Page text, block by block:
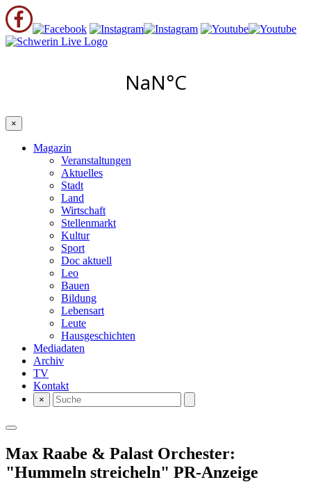
×
Magazin
Veranstaltungen
Aktuelles
Stadt
Land
Wirtschaft
Stellenmarkt
Kultur
Sport
Doc aktuell
Leo
Bauen
Bildung
Lebensart
Leute
Hausgeschichten
Mediadaten
Archiv
TV
Kontakt
×
Max Raabe & Palast Orchester:
"Hummeln streicheln" PR-Anzeige